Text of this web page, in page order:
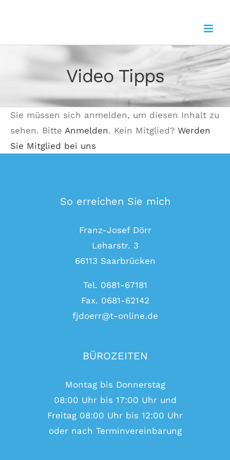
Video Tipps
Sie müssen sich anmelden, um diesen Inhalt zu
sehen. Bitte Anmelden. Kein Mitglied? Werden
Sie Mitglied bei uns
So erreichen Sie mich
Franz-Josef Dörr
Leharstr. 3
66113 Saarbrücken
Tel. 0681-67181
Fax. 0681-62142
fjdoerr@t-online.de
BÜROZEITEN
Montag bis Donnerstag
08:00 Uhr bis 17:00 Uhr und
Freitag 08:00 Uhr bis 12:00 Uhr
oder nach Terminvereinbarung